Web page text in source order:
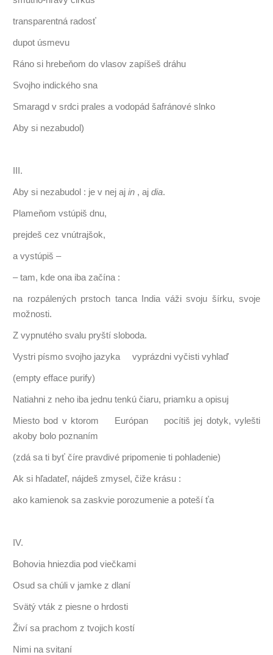
transparentná radosť
dupot úsmevu
Ráno si hrebeňom do vlasov zapíšeš dráhu
Svojho indického sna
Smaragd v srdci prales a vodopád šafránové slnko
Aby si nezabudol)
III.
Aby si nezabudol : je v nej aj in , aj dia.
Plameňom vstúpiš dnu,
prejdeš cez vnútrajšok,
a vystúpiš –
– tam, kde ona iba začína :
na rozpálených prstoch tanca India váži svoju šírku, svoje
možnosti.
Z vypnutého svalu pryští sloboda.
Vystri písmo svojho jazyka vyprázdni vyčisti vyhlaď
(empty efface purify)
Natiahni z neho iba jednu tenkú čiaru, priamku a opisuj
Miesto bod v ktorom Európan pocítiš jej dotyk, vylešti
akoby bolo poznaním
(zdá sa ti byť číre pravdivé pripomenie ti pohladenie)
Ak si hľadateľ, nájdeš zmysel, čiže krásu :
ako kamienok sa zaskvie porozumenie a poteší ťa
IV.
Bohovia hniezdia pod viečkami
Osud sa chúli v jamke z dlaní
Svätý vták z piesne o hrdosti
Živí sa prachom z tvojich kostí
Nimi na svitaní